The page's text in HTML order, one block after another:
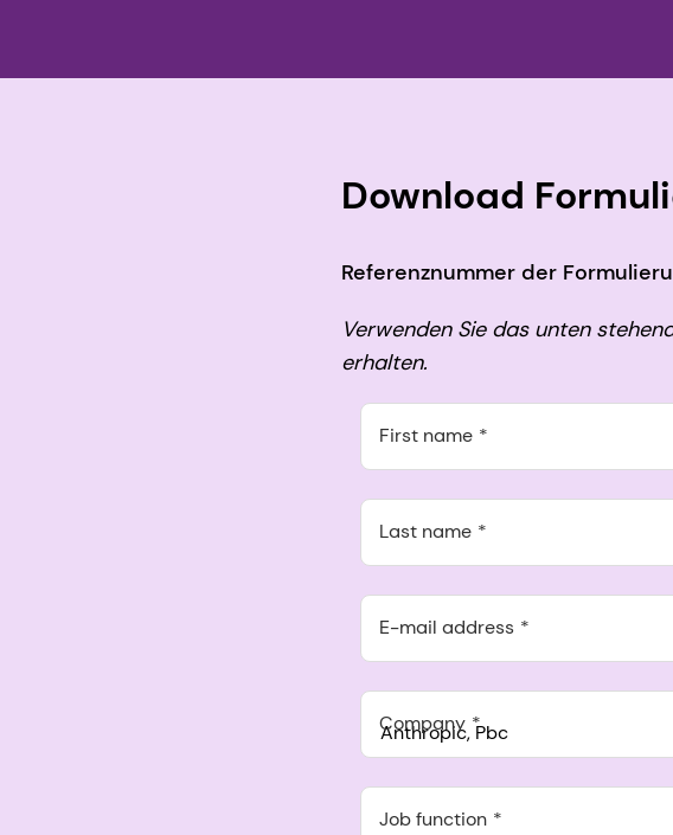
Download
Referenznummer der
Verwenden Sie das unten
erhalten.
First name
Last name
E-mail address
Company
Anthropic, PBC
548 Market St Pmb 90375, San Francisco,
Job function